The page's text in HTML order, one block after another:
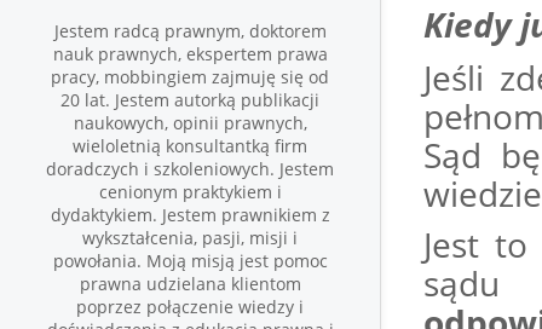
Kiedy
Jeśli
Sąd
Jest
sądu
Jestem radcą prawnym, doktorem
nauk prawnych, ekspertem prawa
pracy, mobbingiem zajmuję się od
20 lat. Jestem autorką publikacji
naukowych, opinii prawnych,
wieloletnią konsultantką firm
doradczych i szkoleniowych. Jestem
cenionym praktykiem i
dydaktykiem. Jestem prawnikiem z
wykształcenia, pasji, misji i
powołania. Moją misją jest pomoc
prawna udzielana klientom
poprzez połączenie wiedzy i